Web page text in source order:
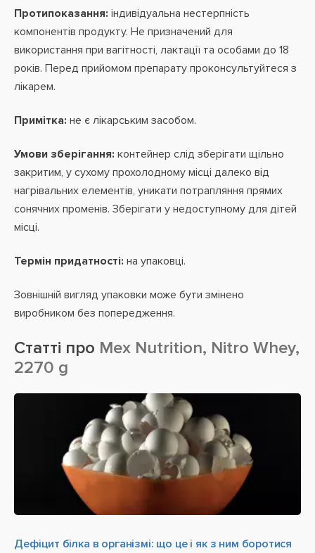
Протипоказання: індивідуальна нестерпність
компонентів продукту. Не призначений для
використання при вагітності, лактації та особами до 18
років. Перед прийомом препарату проконсультуйтеся з
лікарем.
Примітка: не є лікарським засобом.
Умови зберігання: контейнер слід зберігати щільно
закритим, у сухому прохолодному місці далеко від
нагрівальних елементів, уникати потрапляння прямих
сонячних променів. Зберігати у недоступному для дітей
місці.
Термін придатності: на упаковці.
Зовнішній вигляд упаковки може бути змінено
виробником без попередження.
Статті про Mex Nutrition, Nitro Whey,
2270 g
Дефіцит білка в організмі: що це і як з ним боротися